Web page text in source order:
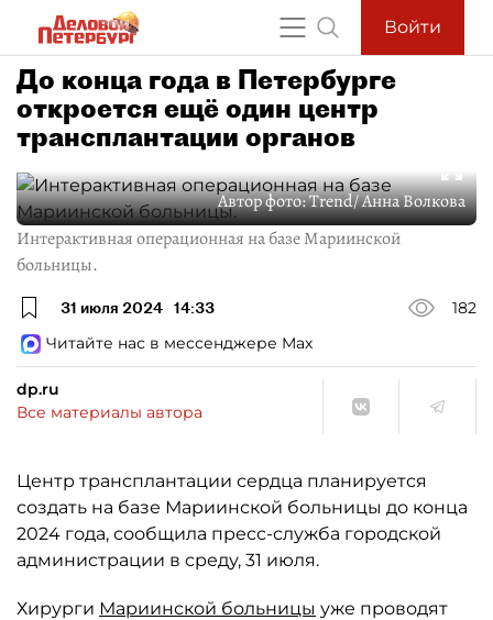
Войти
До конца года в Петербурге
откроется ещё один центр
трансплантации органов
Автор фото:Trend/ Анна Волкова
Интерактивная операционная на базе Мариинской
больницы.
31 июля 2024 14:33
182
Читайте нас в мессенджере Max
dp.ru
Все материалы автора
Центр трансплантации сердца планируется
создать на базе Мариинской больницы до конца
2024 года, сообщила пресс-служба городской
администрации в среду, 31 июля.
Хирурги Мариинской больницы уже проводят